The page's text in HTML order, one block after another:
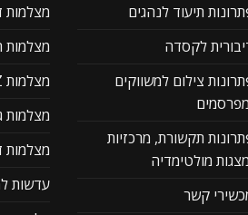
תיעוד לנהגים
לקסדה
צילום למשווקים
תקשורת, מרכזיות
מולטימדיה
קשר
מצלמות
מצלמות PTZ
מצלמות
מצלמות
עדשות